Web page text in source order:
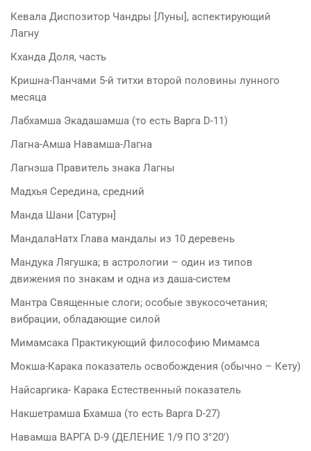
Кевала Диспозитор Чандры [Луны], аспектирующий
Лагну
Кханда Доля, часть
Кришна-Панчами 5-й титхи второй половины лунного
месяца
Лабхамша Экадашамша (то есть Варга D-11)
Лагна-Амша Навамша-Лагна
Лагнэша Правитель знака Лагны
Мадхья Середина, средний
Манда Шани [Сатурн]
МандалаНатх Глава мандалы из 10 деревень
Мандука Лягушка; в астрологии – один из типов
движения по знакам и одна из даша-систем
Мантра Священные слоги; особые звукосочетания;
вибрации, обладающие силой
Мимамсака Практикующий философию Мимамса
Мокша-Карака показатель освобождения (обычно – Кету)
Найсаргика- Карака Естественный показатель
Накшетрамша Бхамша (то есть Варга D-27)
Навамша ВАРГА D-9 (ДЕЛЕНИЕ 1/9 ПО 3°20′)